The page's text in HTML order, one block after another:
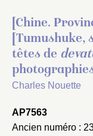
[Chine.
[Tumushuke,
têtes de
Charles Nouette
AP7563
Ancien numéro :